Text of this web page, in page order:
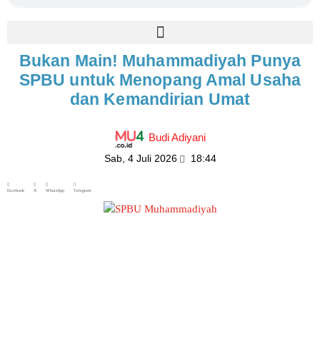
Bukan Main! Muhammadiyah Punya
SPBU untuk Menopang Amal Usaha
dan Kemandirian Umat
Budi Adiyani
Sab, 4 Juli 2026 18:44
Facebook X WhatsApp Telegram